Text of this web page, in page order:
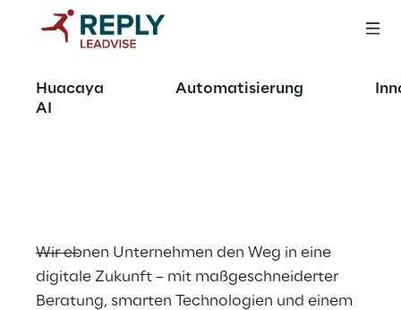
Huacaya
AI
Automatisierung
Digitale
Transformation,
Wir ebnen Unternehmen den Weg in eine
digitale Zukunft – mit maßgeschneiderter
Beratung, smarten Technologien und einem